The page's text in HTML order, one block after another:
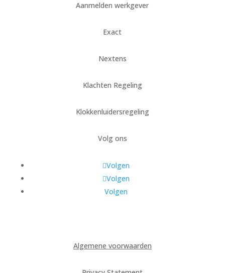
Aanmelden werkgever
Exact
Nextens
Klachten Regeling
Klokkenluidersregeling
Volg ons
Volgen
Volgen
Volgen
Algemene voorwaarden